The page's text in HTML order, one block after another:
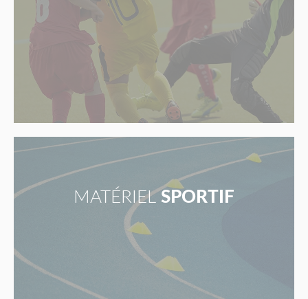
MATÉRIEL SPORTIF